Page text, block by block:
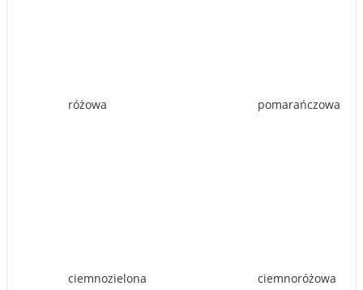
różowa pomarańczowa
ciemnozielona ciemnoróżowa